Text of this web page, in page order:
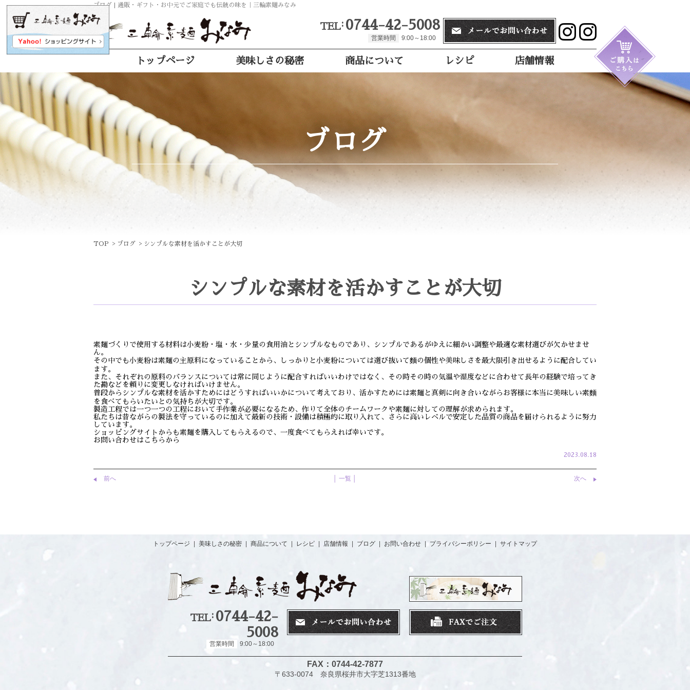
ブログ | 通販・ギフト・お中元でご家庭でも伝統の味を｜三輪素麺みなみ
TEL 0744-42-5008
営業時間 9:00～18:00
トップページ 美味しさの秘密 商品について レシピ 店舗情報
ブログ
TOP ブログ シンプルな素材を活かすことが大切
シンプルな素材を活かすことが大切
素麺づくりで使用する材料は小麦粉・塩・水・少量の食用油とシンプルなものであり、シンプルであるがゆえに細かい調整や最適な素材選びが欠かせませ
ん。
その中でも小麦粉は素麺の主原料になっていることから、しっかりと小麦粉については選び抜いて麵の個性や美味しさを最大限引き出せるように配合してい
ます。
また、それぞれの原料のバランスについては常に同じように配合すればいいわけではなく、その時その時の気温や湿度などに合わせて長年の経験で培ってき
た勘などを頼りに変更しなければいけません。
普段からシンプルな素材を活かすためにはどうすればいいかについて考えており、活かすためには素麺と真剣に向き合いながらお客様に本当に美味しい素麵
を食べてもらいたいとの気持ちが大切です。
製造工程では一つ一つの工程において手作業が必要になるため、作りて全体のチームワークや素麺に対しての理解が求められます。
私たちは昔ながらの製法を守っているのに加えて最新の技術・設備は積極的に取り入れて、さらに高いレベルで安定した品質の商品を届けられるように努力
しています。
ショッピングサイトからも素麺を購入してもらえるので、一度食べてもらえれば幸いです。
お問い合わせはこちらから
2023.08.18
前へ 次へ
│ 一覧 │
トップページ 美味しさの秘密 商品について レシピ 店舗情報 ブログ お問い合わせ プライバシーポリシー サイトマップ
TEL 0744-42-
5008
営業時間 9:00～18:00
FAX：0744-42-7877
〒633-0074 奈良県桜井市大字芝1313番地